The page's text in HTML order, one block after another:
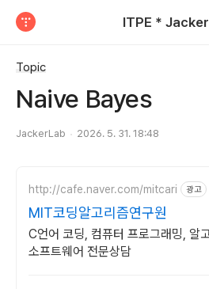
ITPE *
Topic
Naive Bayes
JackerLab 2026. 5. 31. 18:48
http://cafe.naver.com/mitcari 광고
MIT코딩알고리즘연구원
C언어 코딩, 컴퓨터 프로그래밍, 알
소프트웨어 전문상담